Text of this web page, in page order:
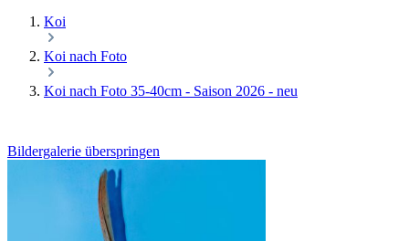
Koi
Koi nach Foto
Koi nach Foto 35-40cm - Saison 2026 - neu
Bildergalerie überspringen